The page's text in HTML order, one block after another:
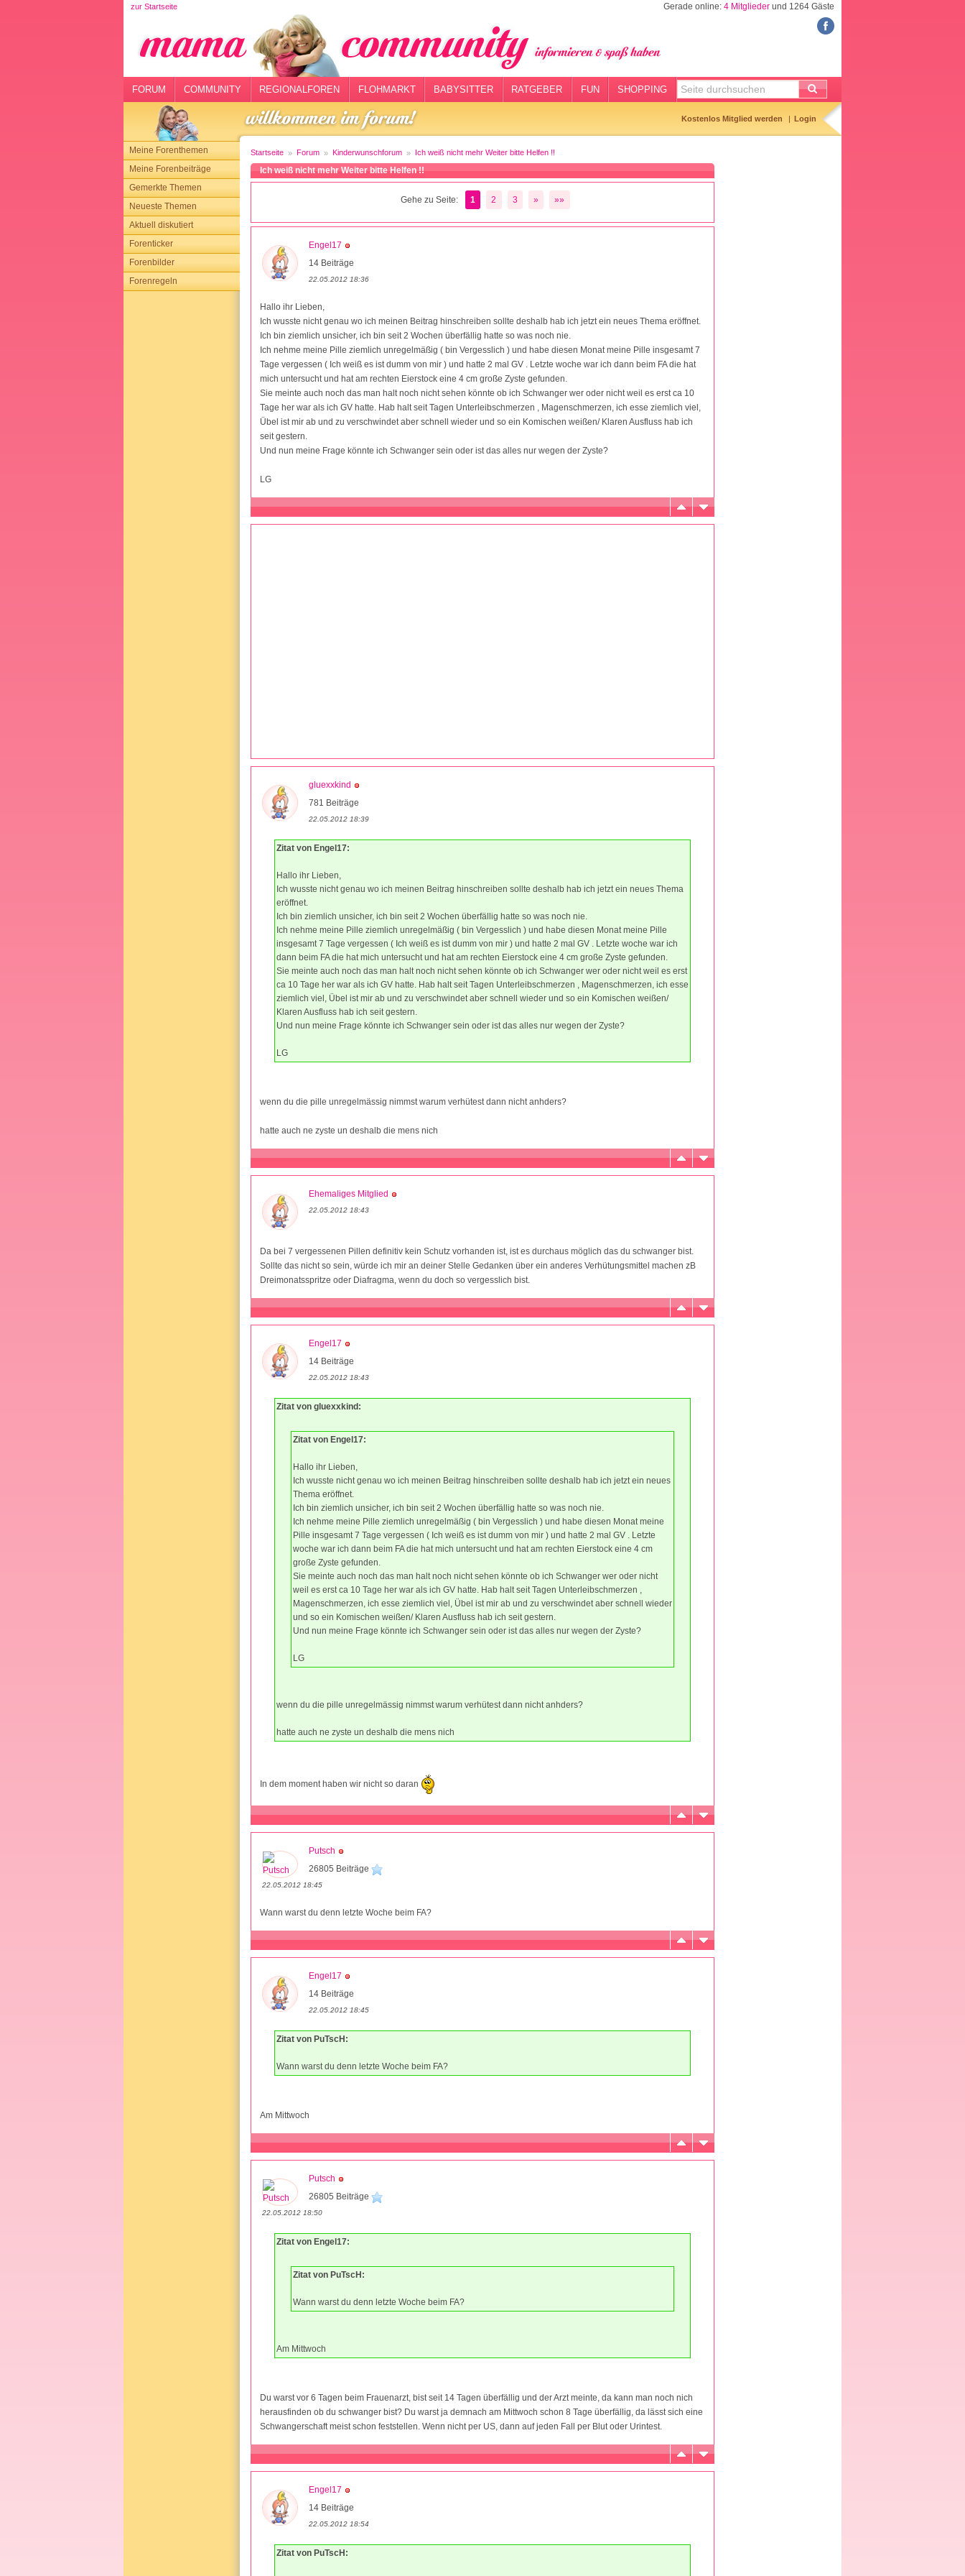
zur Startseite Gerade online: 4 Mitglieder und 1264 Gäste
FORUM COMMUNITY REGIONALFOREN FLOHMARKT BABYSITTER RATGEBER FUN SHOPPING
Kostenlos Mitglied werden Login
Meine Forenthemen
Meine Forenbeiträge
Gemerkte Themen
Neueste Themen
Aktuell diskutiert
Forenticker
Forenbilder
Forenregeln
Startseite Forum Kinderwunschforum Ich weiß nicht mehr Weiter bitte Helfen !!
Ich weiß nicht mehr Weiter bitte Helfen !!
Gehe zu Seite: 1 2 3 » »»
Engel17
14 Beiträge
22.05.2012 18:36
Hallo ihr Lieben,
Ich wusste nicht genau wo ich meinen Beitrag hinschreiben sollte deshalb hab ich jetzt ein neues Thema eröffnet.
Ich bin ziemlich unsicher, ich bin seit 2 Wochen überfällig hatte so was noch nie.
Ich nehme meine Pille ziemlich unregelmäßig ( bin Vergesslich ) und habe diesen Monat meine Pille insgesamt 7
Tage vergessen ( Ich weiß es ist dumm von mir ) und hatte 2 mal GV . Letzte woche war ich dann beim FA die hat
mich untersucht und hat am rechten Eierstock eine 4 cm große Zyste gefunden.
Sie meinte auch noch das man halt noch nicht sehen könnte ob ich Schwanger wer oder nicht weil es erst ca 10
Tage her war als ich GV hatte. Hab halt seit Tagen Unterleibschmerzen , Magenschmerzen, ich esse ziemlich viel,
Übel ist mir ab und zu verschwindet aber schnell wieder und so ein Komischen weißen/ Klaren Ausfluss hab ich
seit gestern.
Und nun meine Frage könnte ich Schwanger sein oder ist das alles nur wegen der Zyste?
LG
gluexxkind
781 Beiträge
22.05.2012 18:39
Zitat von Engel17:
Hallo ihr Lieben,
Ich wusste nicht genau wo ich meinen Beitrag hinschreiben sollte deshalb hab ich jetzt ein neues Thema
eröffnet.
Ich bin ziemlich unsicher, ich bin seit 2 Wochen überfällig hatte so was noch nie.
Ich nehme meine Pille ziemlich unregelmäßig ( bin Vergesslich ) und habe diesen Monat meine Pille
insgesamt 7 Tage vergessen ( Ich weiß es ist dumm von mir ) und hatte 2 mal GV . Letzte woche war ich
dann beim FA die hat mich untersucht und hat am rechten Eierstock eine 4 cm große Zyste gefunden.
Sie meinte auch noch das man halt noch nicht sehen könnte ob ich Schwanger wer oder nicht weil es erst
ca 10 Tage her war als ich GV hatte. Hab halt seit Tagen Unterleibschmerzen , Magenschmerzen, ich esse
ziemlich viel, Übel ist mir ab und zu verschwindet aber schnell wieder und so ein Komischen weißen/
Klaren Ausfluss hab ich seit gestern.
Und nun meine Frage könnte ich Schwanger sein oder ist das alles nur wegen der Zyste?
LG
wenn du die pille unregelmässig nimmst warum verhütest dann nicht anhders?
hatte auch ne zyste un deshalb die mens nich
Ehemaliges Mitglied
22.05.2012 18:43
Da bei 7 vergessenen Pillen definitiv kein Schutz vorhanden ist, ist es durchaus möglich das du schwanger bist.
Sollte das nicht so sein, würde ich mir an deiner Stelle Gedanken über ein anderes Verhütungsmittel machen zB
Dreimonatsspritze oder Diafragma, wenn du doch so vergesslich bist.
Engel17
14 Beiträge
22.05.2012 18:43
Zitat von gluexxkind:
Zitat von Engel17:
Hallo ihr Lieben,
Ich wusste nicht genau wo ich meinen Beitrag hinschreiben sollte deshalb hab ich jetzt ein neues
Thema eröffnet.
Ich bin ziemlich unsicher, ich bin seit 2 Wochen überfällig hatte so was noch nie.
Ich nehme meine Pille ziemlich unregelmäßig ( bin Vergesslich ) und habe diesen Monat meine
Pille insgesamt 7 Tage vergessen ( Ich weiß es ist dumm von mir ) und hatte 2 mal GV . Letzte
woche war ich dann beim FA die hat mich untersucht und hat am rechten Eierstock eine 4 cm
große Zyste gefunden.
Sie meinte auch noch das man halt noch nicht sehen könnte ob ich Schwanger wer oder nicht
weil es erst ca 10 Tage her war als ich GV hatte. Hab halt seit Tagen Unterleibschmerzen ,
Magenschmerzen, ich esse ziemlich viel, Übel ist mir ab und zu verschwindet aber schnell wieder
und so ein Komischen weißen/ Klaren Ausfluss hab ich seit gestern.
Und nun meine Frage könnte ich Schwanger sein oder ist das alles nur wegen der Zyste?
LG
wenn du die pille unregelmässig nimmst warum verhütest dann nicht anhders?
hatte auch ne zyste un deshalb die mens nich
In dem moment haben wir nicht so daran
Putsch
26805 Beiträge
22.05.2012 18:45
Wann warst du denn letzte Woche beim FA?
Engel17
14 Beiträge
22.05.2012 18:45
Zitat von PuTscH:
Wann warst du denn letzte Woche beim FA?
Am Mittwoch
Putsch
26805 Beiträge
22.05.2012 18:50
Zitat von Engel17:
Zitat von PuTscH:
Wann warst du denn letzte Woche beim FA?
Am Mittwoch
Du warst vor 6 Tagen beim Frauenarzt, bist seit 14 Tagen überfällig und der Arzt meinte, da kann man noch nich
herausfinden ob du schwanger bist? Du warst ja demnach am Mittwoch schon 8 Tage überfällig, da lässt sich eine
Schwangerschaft meist schon feststellen. Wenn nicht per US, dann auf jeden Fall per Blut oder Urintest.
Engel17
14 Beiträge
22.05.2012 18:54
Zitat von PuTscH: